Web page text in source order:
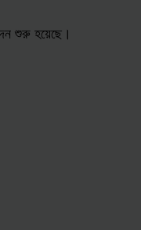
শুরু হয়েছে।